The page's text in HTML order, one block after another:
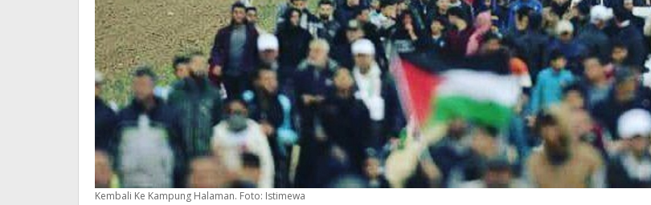
Kembali Ke Kampung Halaman. Foto: Istimewa